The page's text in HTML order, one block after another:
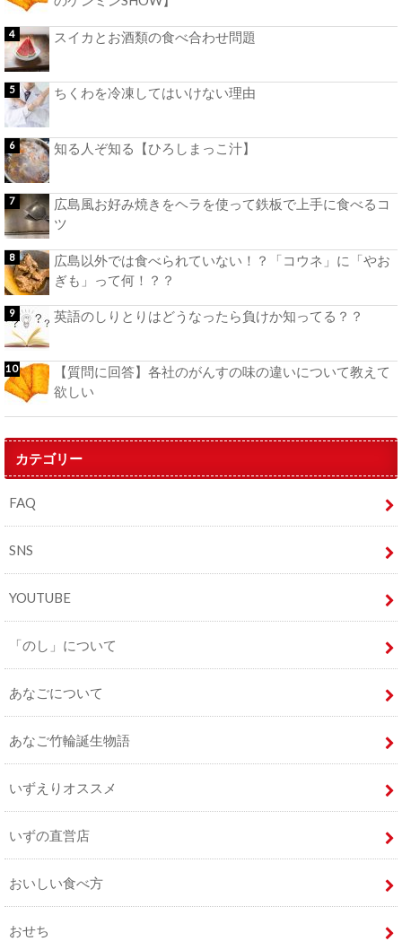
スイカとお酒類の食べ合わせ問題
ちくわを冷凍してはいけない理由
知る人ぞ知る【ひろしまっこ汁】
広島風お好み焼きをヘラを使って鉄板で上手に食べるコ
ツ
広島以外では食べられていない！？「コウネ」に「やお
ぎも」って何！？？
英語のしりとりはどうなったら負けか知ってる？？
【質問に回答】各社のがんすの味の違いについて教えて
欲しい
カテゴリー
FAQ
SNS
YOUTUBE
「のし」について
あなごについて
あなご竹輪誕生物語
いずえりオススメ
いずの直営店
おいしい食べ方
おせち